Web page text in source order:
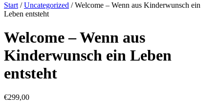
Start /Uncategorized / Welcome – Wenn aus Kinderwunsch ein
Leben entsteht
Welcome – Wenn aus
Kinderwunsch ein Leben
entsteht
€299,00